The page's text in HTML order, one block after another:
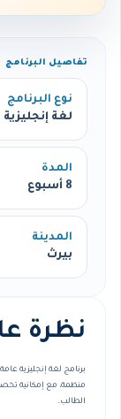
تفاصيل البرنامج
نوع البرنامج
لغة إنجليزية
المدة
8 أسبوع
المدينة
بيرث
نظرة
منظمة، مع إمكانية
الطالب.